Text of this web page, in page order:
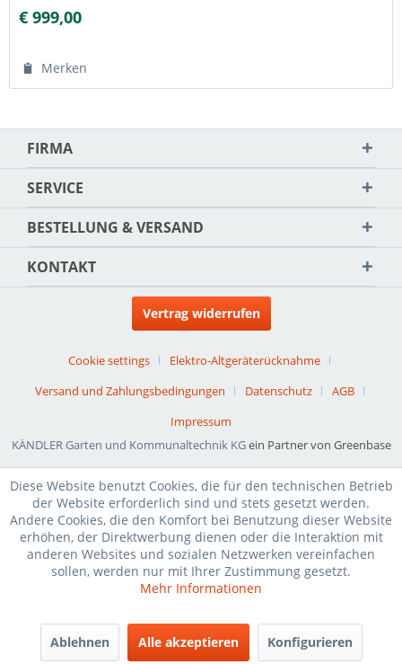
€ 999,00
Merken
FIRMA
SERVICE
BESTELLUNG & VERSAND
KONTAKT
Vertrag widerrufen
Cookie settings
Elektro-Altgeräterücknahme
Versand und Zahlungsbedingungen
Datenschutz
AGB
Impressum
KÄNDLER Garten und Kommunaltechnik KGein Partner von Greenbase
Diese Website benutzt Cookies, die für den technischen Betrieb
der Website erforderlich sind und stets gesetzt werden.
Andere Cookies, die den Komfort bei Benutzung dieser Website
erhöhen, der Direktwerbung dienen oder die Interaktion mit
anderen Websites und sozialen Netzwerken vereinfachen
sollen, werden nur mit Ihrer Zustimmung gesetzt.
Mehr Informationen
Ablehnen Alle akzeptieren Konfigurieren